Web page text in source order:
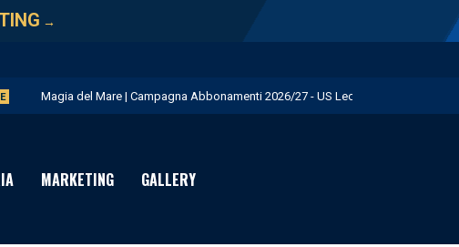
→
Magia del Mare | Campagna Abbonamenti 2026/27 - US Lecce
Licofarma è Premium Partner per il prossimo triennio - US Lecce
MARKETING GALLERY